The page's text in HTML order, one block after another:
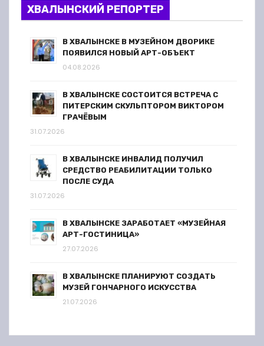
ХВАЛЫНСКИЙ РЕПОРТЕР
В ХВАЛЫНСКЕ В МУЗЕЙНОМ ДВОРИКЕ
ПОЯВИЛСЯ НОВЫЙ АРТ-ОБЪЕКТ
04.08.2026
В ХВАЛЫНСКЕ СОСТОИТСЯ ВСТРЕЧА С
ПИТЕРСКИМ СКУЛЬПТОРОМ ВИКТОРОМ
ГРАЧЁВЫМ
31.07.2026
В ХВАЛЫНСКЕ ИНВАЛИД ПОЛУЧИЛ
СРЕДСТВО РЕАБИЛИТАЦИИ ТОЛЬКО
ПОСЛЕ СУДА
31.07.2026
В ХВАЛЫНСКЕ ЗАРАБОТАЕТ «МУЗЕЙНАЯ
АРТ-ГОСТИНИЦА»
27.07.2026
В ХВАЛЫНСКЕ ПЛАНИРУЮТ СОЗДАТЬ
МУЗЕЙ ГОНЧАРНОГО ИСКУССТВА
21.07.2026